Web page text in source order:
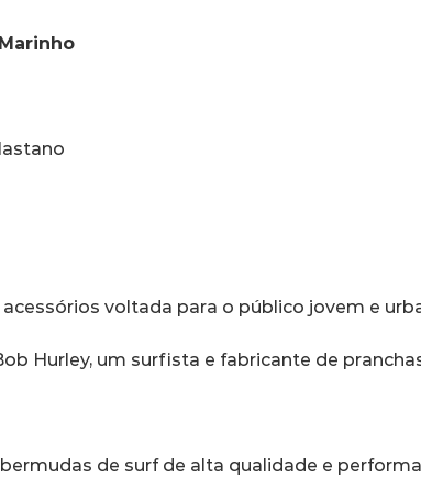
voltada para o público jovem e
Hurley, um surfista e fabricante de
de surf de alta qualidade e